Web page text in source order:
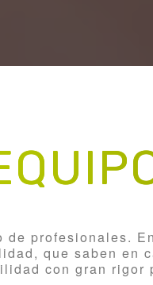
profesionales.
que saben en
con gran rigor